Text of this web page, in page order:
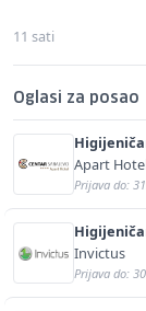
11 sati
Oglasi za posao
Apart
Prijava do:
Invictus
Prijava do: